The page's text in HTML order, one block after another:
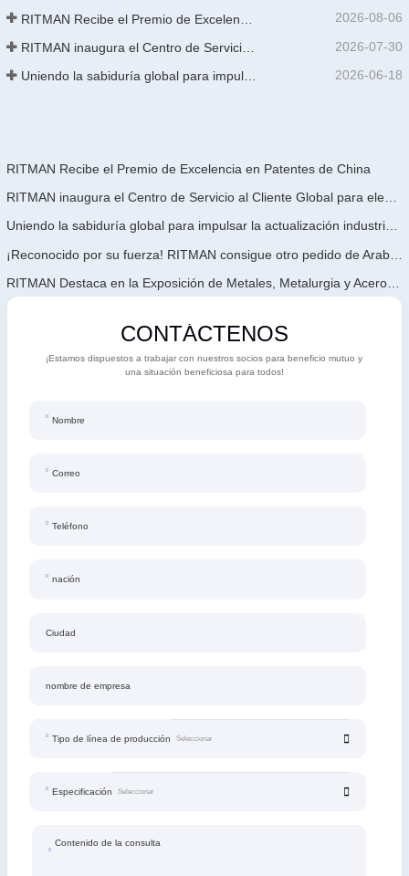
2026-08-06
2026-07-30
Uniendo la sabiduría global para impulsar la actualización industrial | La primera capacitación internacional de tecnología de galvanizado continuo de alta gama de GalvInfo China concluye con éxito 2026-06-18
RITMAN Recibe el Premio de Excelencia en Patentes de China
Uniendo la sabiduría global para impulsar la actualización industrial | La primera capacitación internacional de tecnología de galvanizado continuo de alta gama de GalvInfo China concluye con éxito
CONTÁCTENOS
¡Estamos dispuestos a trabajar con nuestros socios para beneficio mutuo y
una situación beneficiosa para todos!
Nombre
Correo
Teléfono
nación
Ciudad
nombre de empresa
Tipo de línea de producción
Especificación
Contenido de la consulta